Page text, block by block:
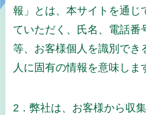
報」とは、本サイトを通じ
ていただく、氏名、電話番
等、お客様個人を識別でき
人に固有の情報を意味しま
2．弊社は、お客様から収